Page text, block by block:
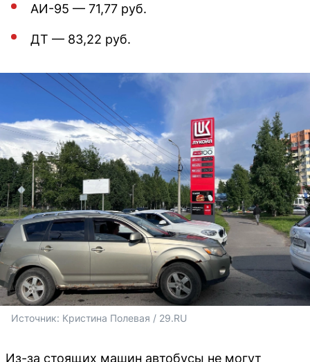
АИ-95 — 71,77 руб.
ДТ — 83,22 руб.
Источник: Кристина Полевая / 29.RU
Из-за стоящих машин автобусы не могут